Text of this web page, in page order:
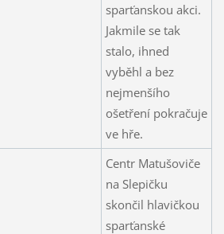
sparťanskou akci.
Jakmile se tak
stalo, ihned
vyběhl a bez
nejmenšího
ošetření pokračuje
ve hře.
Centr Matušoviče
na Slepičku
skončil hlavičkou
sparťanské